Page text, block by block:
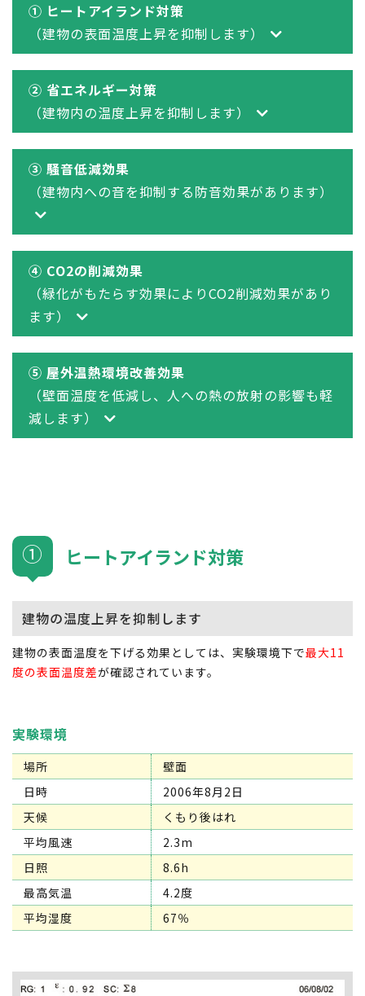
① ヒートアイランド対策
（建物の表面温度上昇を抑制します）
② 省エネルギー対策
（建物内の温度上昇を抑制します）
③ 騒音低減効果
（建物内への音を抑制する防音効果があります）
④ CO2の削減効果
（緑化がもたらす効果によりCO2削減効果があり
ます）
⑤ 屋外温熱環境改善効果
（壁面温度を低減し、人への熱の放射の影響も軽
減します）
① ヒートアイランド対策
建物の温度上昇を抑制します
建物の表面温度を下げる効果としては、実験環境下で最大11
度の表面温度差が確認されています。
実験環境
場所
壁面
日時
2006年8月2日
天候
くもり後はれ
平均風速
2.3m
日照
8.6h
最高気温
4.2度
平均湿度
67％